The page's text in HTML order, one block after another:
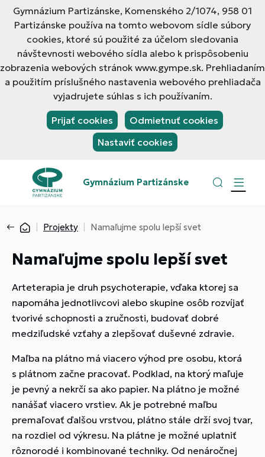
Gymnázium Partizánske, Komenského 2/1074, 958 01
Partizánske používa na tomto webovom sídle súbory
cookies, ktoré sú použité za účelom sledovania
návštevnosti webového sídla alebo k prispôsobeniu
zobrazenia webových stránok www.gympe.sk. Prehliadaním
a použitím príslušného nastavenia webového prehliadača
vyjadrujete súhlas s ich používaním.
Prijať cookies
Odmietnuť cookies
Nastaviť cookies
Gymnázium Partizánske
Projekty Namaľujme spolu lepší svet
Namaľujme spolu lepší svet
Arteterapia je druh psychoterapie, vďaka ktorej sa
napomáha jednotlivcovi alebo skupine osôb rozvíjať
tvorivé schopnosti a zručnosti, budovať dobré
medziľudské vzťahy a zlepšovať duševné zdravie.
Maľba na plátno má viacero výhod pre osobu, ktorá
s plátnom začne pracovať. Podklad, na ktorý maľuje
je pevný a nekrčí sa ako papier. Na plátno je možné
nanášať viacero vrstiev. Ak je potrebné maľbu
premaľovať ďalšou vrstvou, plátno stále drží svoj tvar,
na rozdiel od výkresu. Na plátne je možné uplatniť
rôznorodé i kombinované techniky. Od nenáročnej